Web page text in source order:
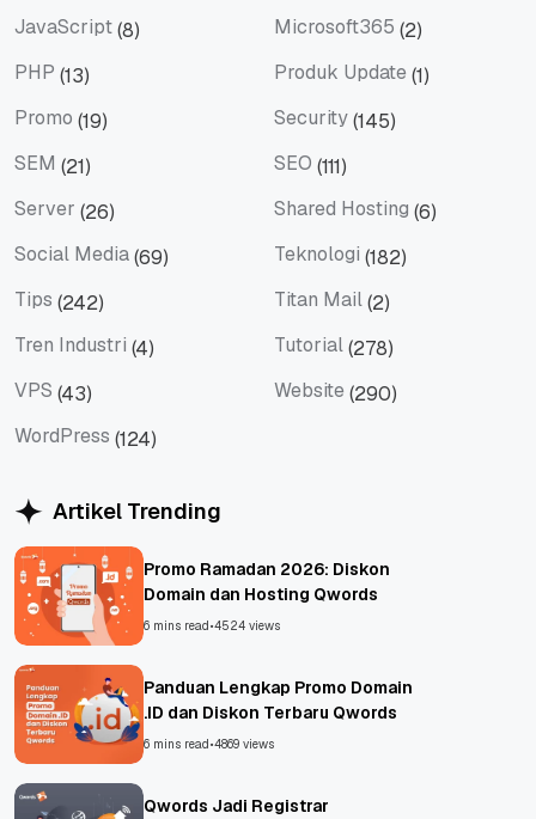
JavaScript(8) Microsoft365 (2)
PHP (13) Produk Update (1)
Promo (19) Security(145)
SEM (21) SEO (111)
Server (26) Shared Hosting (6)
Social Media(69) Teknologi (182)
Tips (242) Titan Mail(2)
Tren Industri (4) Tutorial(278)
VPS (43) Website (290)
WordPress (124)
Artikel Trending
Promo Ramadan 2026: Diskon
Domain dan Hosting Qwords
6 mins read •4524 views
Panduan Lengkap Promo Domain
.ID dan Diskon Terbaru Qwords
6 mins read •4869 views
Qwords Jadi Registrar